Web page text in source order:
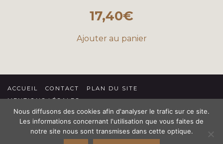
17,40€
Ajouter au panier
ACCUEIL CONTACT
PLAN DU SITE
MENTIONS LÉGALES
CONDITIONS GÉNÉRALES DE VENTE
L'abus d'alcool est dangereux pour la santé, à consommer avec
modération
Nous diffusons des cookies afin d'analyser le trafic sur ce site.
Les informations concernant l'utilisation que vous faites de
notre site nous sont transmises dans cette optique.